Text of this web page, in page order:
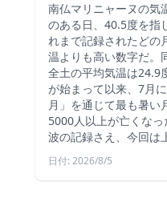
南仏マリニャーヌの気
のある日、40.5度を指
れまで記録されたどの
温よりも高い数字だ。
全土の平均気温は24.9
が始まって以来、7月
月」を通じて最も暑い
5000人以上が亡くな
波の記録さえ、今回は
日付: 2026/8/5